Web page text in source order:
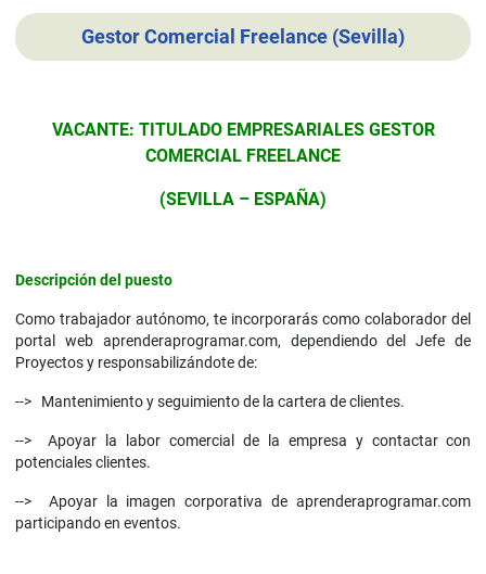
Gestor Comercial Freelance (Sevilla)
VACANTE: TITULADO EMPRESARIALES GESTOR
COMERCIAL FREELANCE
(SEVILLA – ESPAÑA)
Descripción del puesto
Como trabajador autónomo, te incorporarás como colaborador del
portal web aprenderaprogramar.com, dependiendo del Jefe de
Proyectos y responsabilizándote de:
--> Mantenimiento y seguimiento de la cartera de clientes.
--> Apoyar la labor comercial de la empresa y contactar con
potenciales clientes.
--> Apoyar la imagen corporativa de aprenderaprogramar.com
participando en eventos.